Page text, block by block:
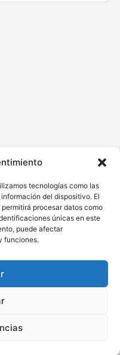
tecnologías como las
del dispositivo. El
procesar datos como
únicas en este
puede afectar
funciones.